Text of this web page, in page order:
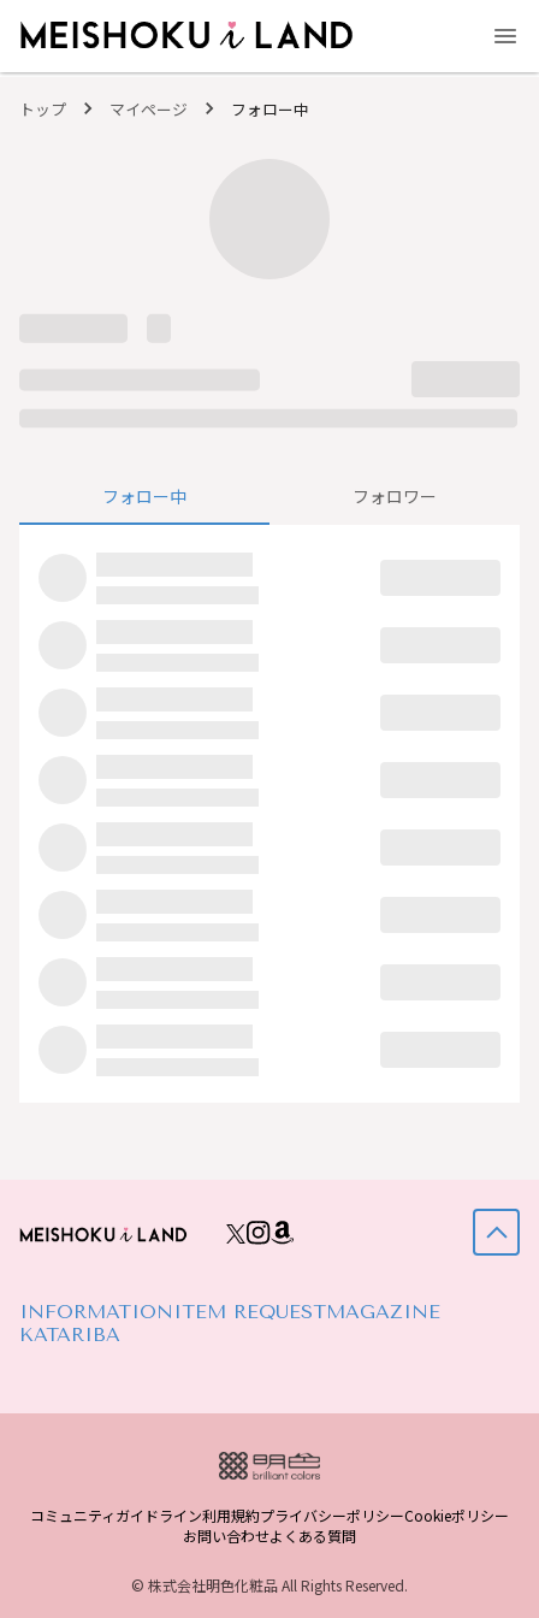
トップ マイページ フォロー中
フォロー中 フォロワー
INFORMATION ITEM REQUESTMAGAZINE
KATARIBA
コミュニティガイドライン利用規約プライバシーポリシーCookieポリシー
お問い合わせよくある質問
© 株式会社明色化粧品 All Rights Reserved.